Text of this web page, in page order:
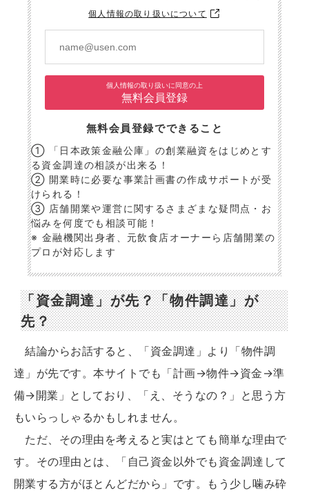
個人情報の取り扱いについて
個人情報の取り扱いに同意の上
無料会員登録
無料会員登録でできること
① 「日本政策金融公庫」の創業融資をはじめとす
る資金調達の相談が出来る！
② 開業時に必要な事業計画書の作成サポートが受
けられる！
③ 店舗開業や運営に関するさまざまな疑問点・お
悩みを何度でも相談可能！
※ 金融機関出身者、元飲食店オーナーら店舗開業の
プロが対応します
「資金調達」が先？「物件調達」が
先？
結論からお話すると、「資金調達」より「物件調
達」が先です。本サイトでも「計画→物件→資金→準
備→開業」としており、「え、そうなの？」と思う方
もいらっしゃるかもしれません。
ただ、その理由を考えると実はとても簡単な理由で
す。その理由とは、「自己資金以外でも資金調達して
開業する方がほとんどだから」です。もう少し噛み砕